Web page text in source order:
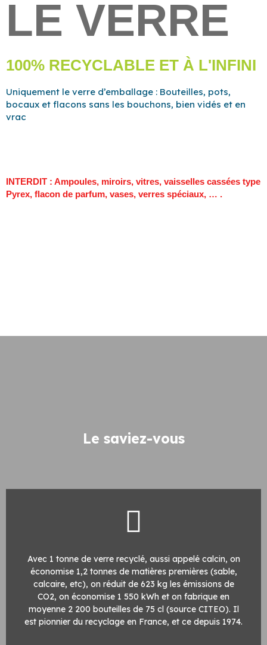
LE VERRE
100% RECYCLABLE ET À L'INFINI
Uniquement le verre d’emballage : Bouteilles, pots,
bocaux et flacons sans les bouchons, bien vidés et en
vrac
INTERDIT : Ampoules, miroirs, vitres, vaisselles cassées type
Pyrex, flacon de parfum, vases, verres spéciaux, … .
Le saviez-vous
Avec 1 tonne de verre recyclé, aussi appelé calcin, on
économise 1,2 tonnes de matières premières (sable,
calcaire, etc), on réduit de 623 kg les émissions de
CO2, on économise 1 550 kWh et on fabrique en
moyenne 2 200 bouteilles de 75 cl (source CITEO). Il
est pionnier du recyclage en France, et ce depuis 1974.